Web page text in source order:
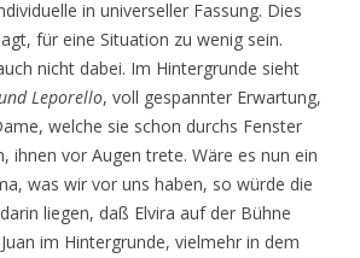
in universeller Fassung. Dies
für eine Situation zu wenig sein.
nicht dabei. Im Hintergrunde sieht
Leporello, voll gespannter Erwartung,
welche sie schon durchs Fenster
ihnen vor Augen trete. Wäre es nun ein
was wir vor uns haben, so würde die
liegen, daß Elvira auf der Bühne
im Hintergrunde, vielmehr in dem